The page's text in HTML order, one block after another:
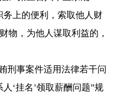
务上的便利，索取他人财
物，为他人谋取利益的，
事案件适用法律若干问
‘挂名’领取薪酬问题”规